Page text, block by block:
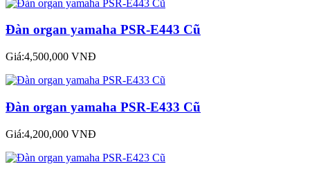
Đàn organ yamaha PSR-E443 Cũ
Giá:4,500,000 VNĐ
Đàn organ yamaha PSR-E433 Cũ
Giá:4,200,000 VNĐ